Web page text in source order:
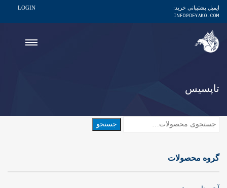
ایمیل پشتیبانی خرید:
INFO@DEYAKO.COM
LOGIN
تاپسیس
جستجو
گروه محصولات